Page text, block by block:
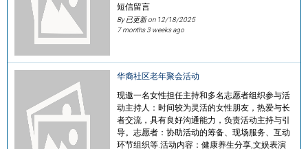
短信留言
By 已更新 on 12/18/2025
7 months 3 weeks ago
华裔社区老年聚会活动
现邀一名女性担任主持和多名志愿者组织参与活
动主持人：时间较为灵活的女性朋友，热爱与长
者交流，具有良好沟通能力，负责活动主持与引
导。志愿者：协助活动的筹备、现场服务、互动
环节组织等.活动内容：健康养生分享,文娱表演